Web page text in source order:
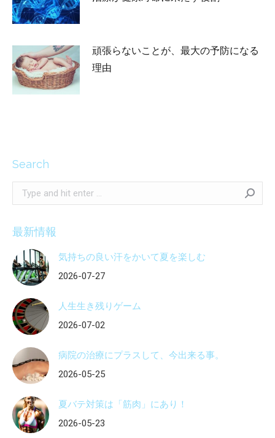
頑張らないことが、最大の予防になる
理由
Search
Search:
最新情報
気持ちの良い汗をかいて夏を楽しむ
2026-07-27
人生生き残りゲーム
2026-07-02
病院の治療にプラスして、今出来る事。
2026-05-25
夏バテ対策は「筋肉」にあり！
2026-05-23